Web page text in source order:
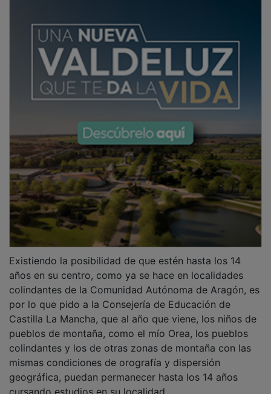
años en su centro, como ya se hace en localidades
colindantes de la Comunidad Autónoma de Aragón, es
por lo que pido a la Consejería de Educación de
Castilla La Mancha, que al año que viene, los niños de
pueblos de montaña, como el mío Orea, los pueblos
colindantes y los de otras zonas de montaña con las
mismas condiciones de orografía y dispersión
geográfica, puedan permanecer hasta los 14 años
cursando estudios en su localidad.